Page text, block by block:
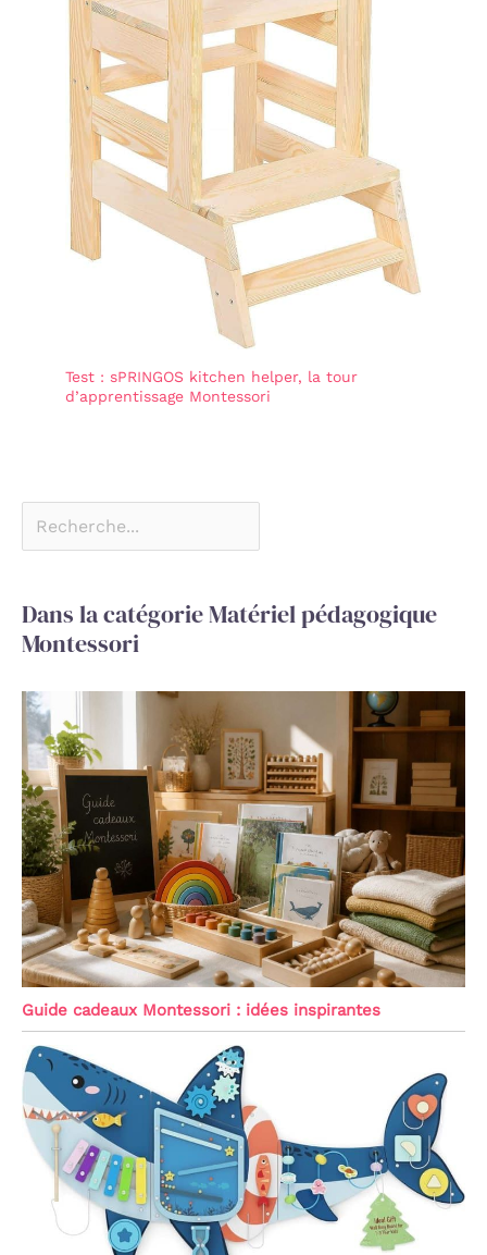
Test : sPRINGOS kitchen helper, la tour
d’apprentissage Montessori
Dans la catégorie Matériel pédagogique
Montessori
Guide cadeaux Montessori : idées inspirantes